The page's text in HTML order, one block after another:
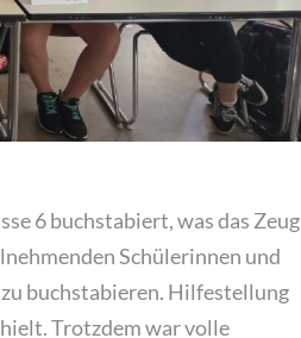
6 buchstabiert, was das Zeug
Schülerinnen und
buchstabieren. Hilfestellung
Trotzdem war volle